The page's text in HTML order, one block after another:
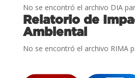
No se encontró el archivo DIA
Relatorio de
Ambiental
No se encontró el archivo RIMA